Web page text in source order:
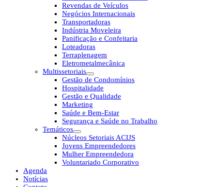
Revendas de Veículos
Negócios Internacionais
Transportadoras
Indústria Moveleira
Panificação e Confeitaria
Loteadoras
Terraplenagem
Eletrometalmecânica
Multissetoriais
Gestão de Condomínios
Hospitalidade
Gestão e Qualidade
Marketing
Saúde e Bem-Estar
Segurança e Saúde no Trabalho
Temáticos
Núcleos Setoriais ACIJS
Jovens Empreendedores
Mulher Empreendedora
Voluntariado Corporativo
Agenda
Notícias